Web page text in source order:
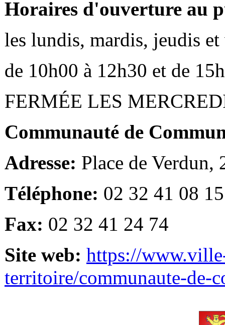
Horaires d'ouverture au
les lundis, mardis, jeudis et
de 10h00 à 12h30 et de
FERMÉE LES
Communauté de
Adresse: Place de Verdun,
Téléphone: 02 32 41 08 15
Fax: 02 32 41 24 74
Site web: https://
territoire/communaute-de-